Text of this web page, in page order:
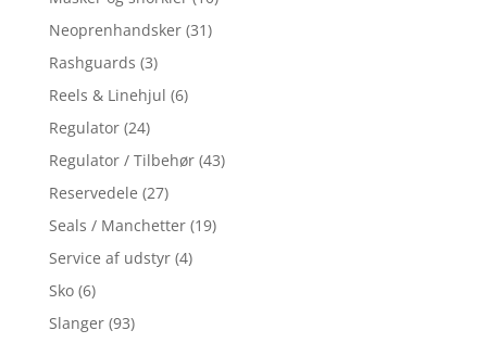
Neoprenhandsker (31)
Rashguards (3)
Reels & Linehjul (6)
Regulator (24)
Regulator / Tilbehør (43)
Reservedele (27)
Seals / Manchetter (19)
Service af udstyr (4)
Sko (6)
Slanger (93)